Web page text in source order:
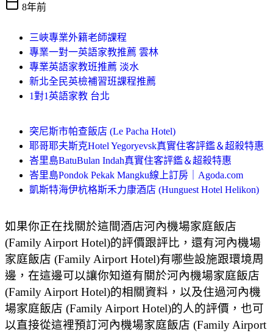
8年前
三峽專業外籍老師課程
專業一對一英語家教推薦 雲林
專業英語家教班推薦 淡水
新北全民英檢補習班課程推薦
1對1英語家教 台北
突尼斯市帕查飯店 (Le Pacha Hotel)
耶哥耶夫斯克Hotel Yegoryevsk真實住客評鑑＆超殺特惠
峇里島BatuBulan Indah真實住客評鑑＆超殺特惠
峇里島Pondok Pekak Mangku線上訂房｜Agoda.com
凱斯特海伊杭格斯禾力康酒店 (Hunguest Hotel Helikon)
如果你正在找關於這間酒店河內機場家庭飯店
(Family Airport Hotel)的評價跟評比，還有河內機場
家庭飯店 (Family Airport Hotel)有哪些設施跟環境周
邊，在這邊可以讓你知道有關於河內機場家庭飯店
(Family Airport Hotel)的相關資料，以及住過河內機
場家庭飯店 (Family Airport Hotel)的人的評價，也可
以直接從這裡預訂河內機場家庭飯店 (Family Airport